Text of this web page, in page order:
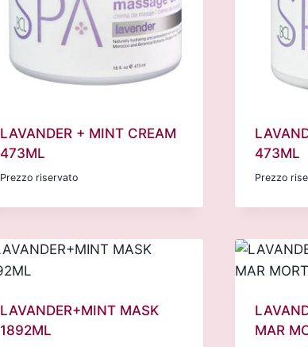
LAVANDER + MINT CREAM
473ML
Prezzo riservato
473ML
Prezzo
LAVANDER+MINT MASK
1892ML
MAR